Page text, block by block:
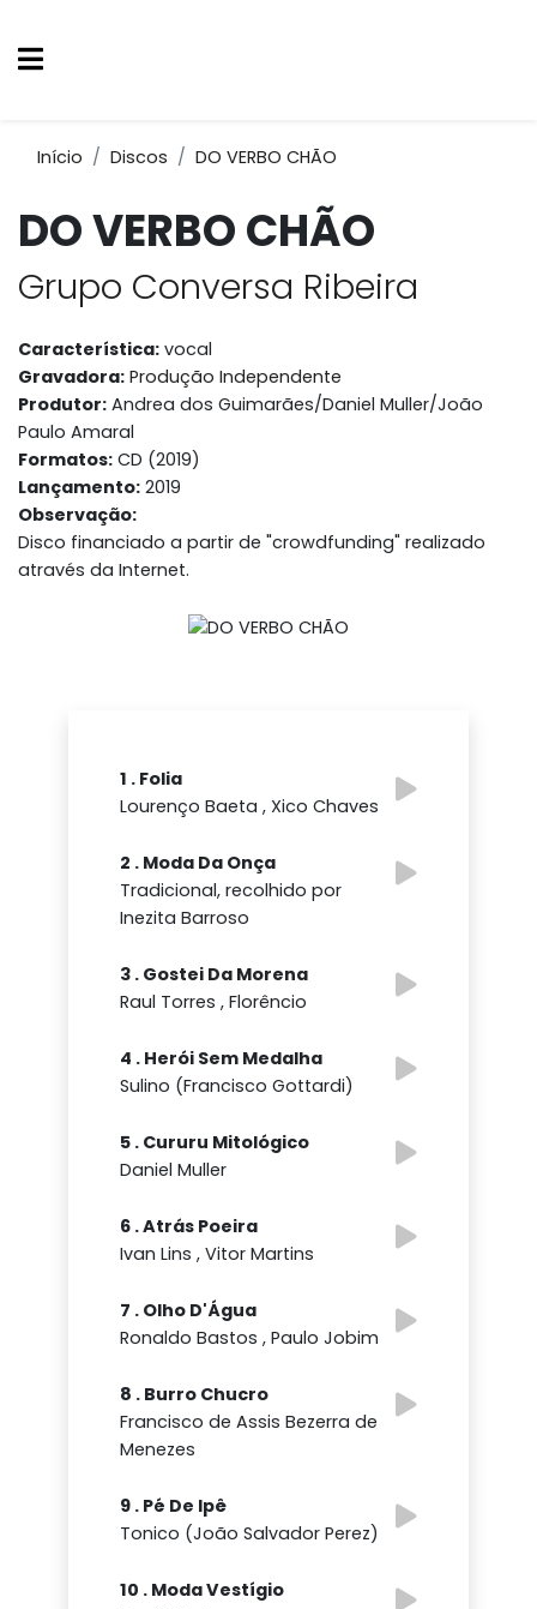
Início Discos DO VERBO CHÃO
DO VERBO CHÃO
Grupo Conversa Ribeira
Característica: vocal
Gravadora: Produção Independente
Produtor: Andrea dos Guimarães/Daniel Muller/João
Paulo Amaral
Formatos: CD (2019)
Lançamento: 2019
Observação:
Disco financiado a partir de "crowdfunding" realizado
através da Internet.
1 . Folia
Lourenço Baeta , Xico Chaves
2 . Moda Da Onça
Tradicional, recolhido por
Inezita Barroso
3 . Gostei Da Morena
Raul Torres , Florêncio
4 . Herói Sem Medalha
Sulino (Francisco Gottardi)
5 . Cururu Mitológico
Daniel Muller
6 . Atrás Poeira
Ivan Lins , Vitor Martins
7 . Olho D'Água
Ronaldo Bastos , Paulo Jobim
8 . Burro Chucro
Francisco de Assis Bezerra de
Menezes
9 . Pé De Ipê
Tonico (João Salvador Perez)
10 . Moda Vestígio